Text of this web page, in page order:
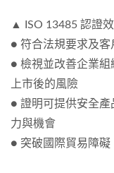
▲ ISO 13485 認證
● 符合法規要求及
● 檢視並改善企業
上市後的風險
● 證明可提供安全
力與機會
● 突破國際貿易障